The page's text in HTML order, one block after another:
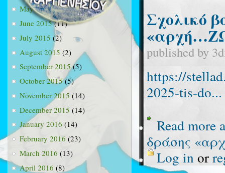
May 2015(13)
June 2015(11)
July 2015 (2)
August 2015 (2)
September 2015(5)
October 2015(5)
November 2015 (14)
December 2015 (14)
January 2016 (14)
February 2016 (23)
March 2016 (13)
April 2016 (8)
Σχολικό
published by
https://
2025-tis-do...
Read more
δράσης
Log in or